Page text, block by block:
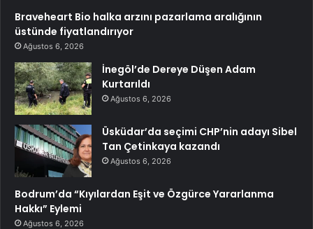
Braveheart Bio halka arzını pazarlama aralığının
üstünde fiyatlandırıyor
Ağustos 6, 2026
İnegöl’de Dereye Düşen Adam
Kurtarıldı
Ağustos 6, 2026
Üsküdar’da seçimi CHP’nin adayı Sibel
Tan Çetinkaya kazandı
Ağustos 6, 2026
Bodrum’da “Kıyılardan Eşit ve Özgürce Yararlanma
Hakkı” Eylemi
Ağustos 6, 2026